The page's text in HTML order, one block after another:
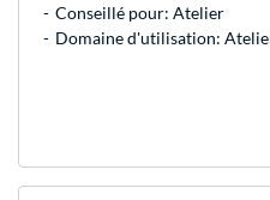
Conseillé pour: Atelier
Domaine d'utilisation: